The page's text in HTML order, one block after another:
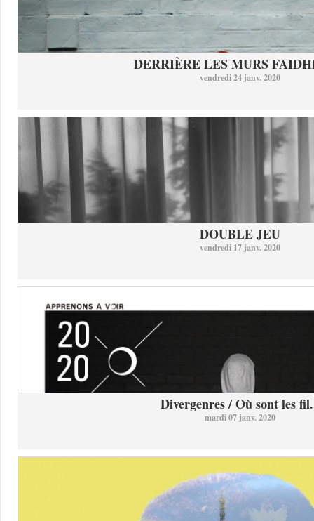
DERRIÈRE LES MURS
vendredi 24 janv. 2020
DOUBLE JEU
vendredi 17 janv. 2020
Divergenres / Où sont les
mardi 07 janv. 2020